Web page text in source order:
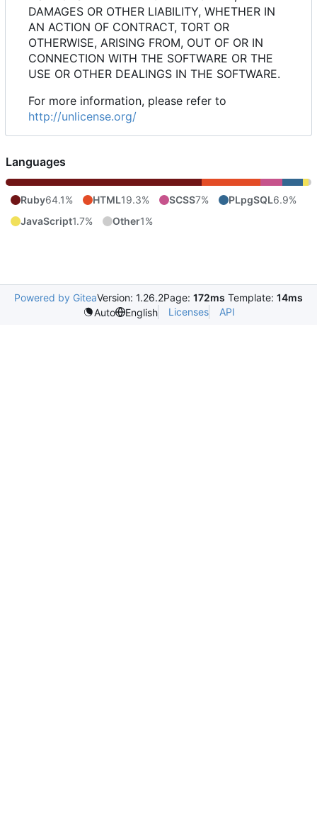
DAMAGES OR OTHER LIABILITY, WHETHER IN
AN ACTION OF CONTRACT, TORT OR
OTHERWISE, ARISING FROM, OUT OF OR IN
CONNECTION WITH THE SOFTWARE OR THE
USE OR OTHER DEALINGS IN THE SOFTWARE.
For more information, please refer to
http://unlicense.org/
Languages
Ruby64.1% HTML19.3% SCSS7% PLpgSQL6.9%
JavaScript1.7% Other1%
Powered by GiteaVersion: 1.26.2Page: 172ms Template: 14ms
Auto
English Licenses API